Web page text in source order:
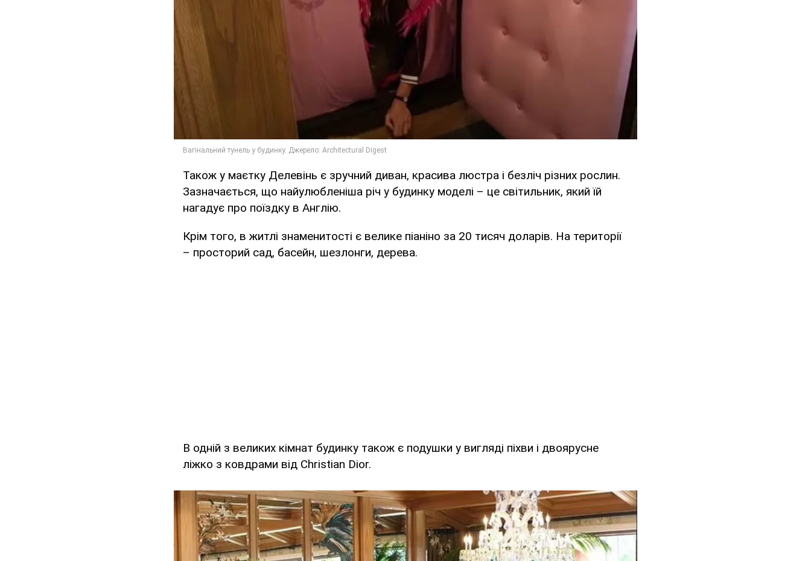
Також у маєтку Делевінь є зручний диван, красива люстра і безліч різних рослин.
Зазначається, що найулюбленіша річ у будинку моделі – це світильник, який їй
нагадує про поїздку в Англію.
Крім того, в житлі знаменитості є велике піаніно за 20 тисяч доларів. На території
– просторий сад, басейн, шезлонги, дерева.
В одній з великих кімнат будинку також є подушки у вигляді піхви і двоярусне
ліжко з ковдрами від Christian Dior.